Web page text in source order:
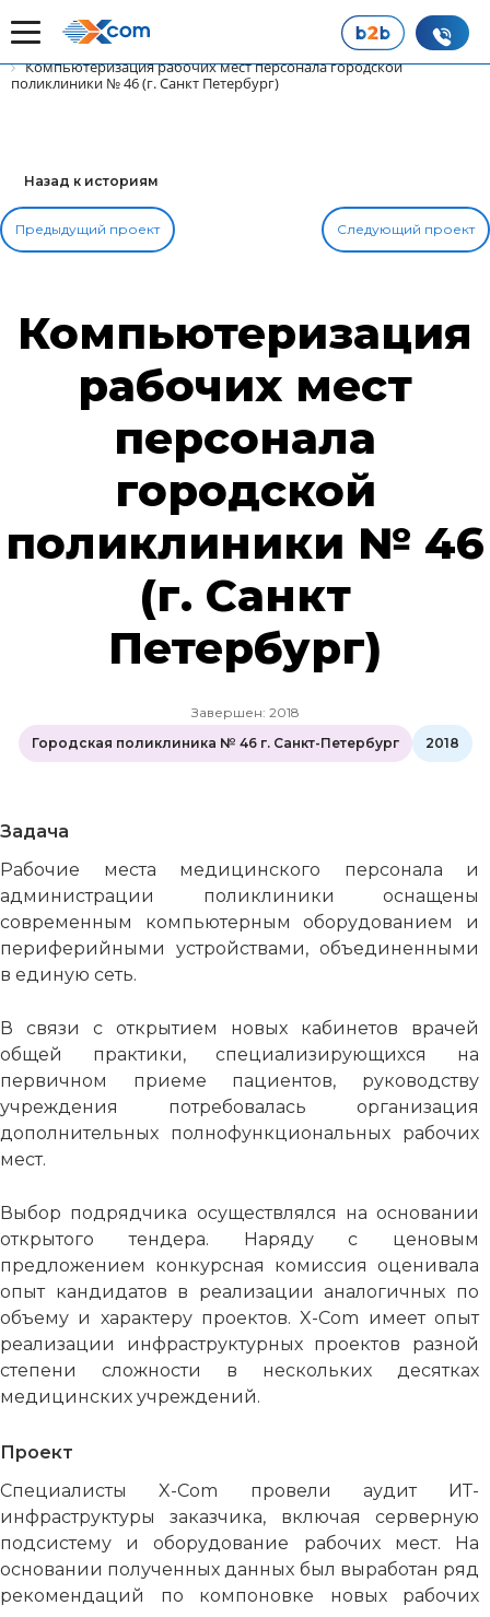
Главная
Наши истории успеха
Компьютеризация рабочих мест персонала городской
поликлиники № 46 (г. Санкт Петербург)
Назад к историям
Предыдущий проект Следующий проект
Компьютеризация
рабочих мест
персонала
городской
поликлиники № 46
(г. Санкт
Петербург)
Завершен: 2018
Городская поликлиника № 46 г. Санкт-Петербург
2018
Задача
Рабочие места медицинского персонала и
администрации поликлиники оснащены
современным компьютерным оборудованием и
периферийными устройствами, объединенными
в единую сеть.
В связи с открытием новых кабинетов врачей
общей практики, специализирующихся на
первичном приеме пациентов, руководству
учреждения потребовалась организация
дополнительных полнофункциональных рабочих
мест.
Выбор подрядчика осуществлялся на основании
открытого тендера. Наряду с ценовым
предложением конкурсная комиссия оценивала
опыт кандидатов в реализации аналогичных по
объему и характеру проектов. X-Com имеет опыт
реализации инфраструктурных проектов разной
степени сложности в нескольких десятках
медицинских учреждений.
Проект
Специалисты X-Com провели аудит ИТ-
инфраструктуры заказчика, включая серверную
подсистему и оборудование рабочих мест. На
основании полученных данных был выработан ряд
рекомендаций по компоновке новых рабочих